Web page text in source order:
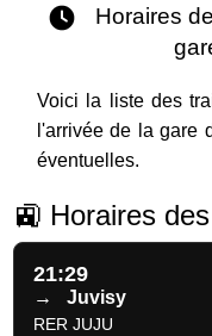
Horaires
Voici la liste des
l'arrivée de la gare
éventuelles.
🚉 Horaires
21:29
→ Juvisy
RER JUJU